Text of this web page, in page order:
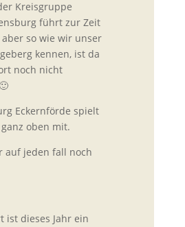
Kreisgruppe
führt zur Zeit
aber so wie wir unser
kennen, ist da
noch nicht
Eckernförde spielt
oben mit.
auf jeden fall noch
ist dieses Jahr ein